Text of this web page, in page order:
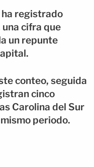
ha registrado
cifra que
un repunte
conteo, seguida
cinco
Carolina del Sur
periodo.